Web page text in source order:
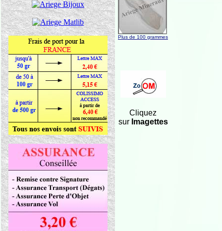
Plus de 100 grammes
Cliquez
surImagettes